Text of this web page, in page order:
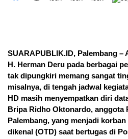
SUARAPUBLIK.ID, Palembang –
H. Herman Deru pada berbagai
tak dipungkiri memang sangat
misalnya, di tengah jadwal
HD masih menyempatkan diri
Bripa Ridho Oktonardo, anggota
Palembang, yang menjadi
dikenal (OTD) saat bertugas di